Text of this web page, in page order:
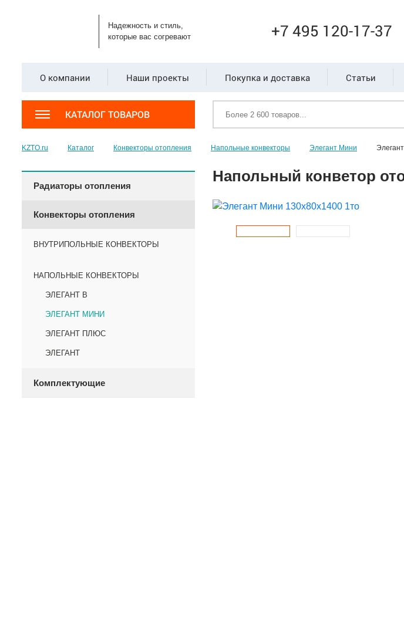
Надежность и стиль,
которые вас согревают
+7 495 120-17-37
О компании Наши проекты Покупка и доставка Статьи
КАТАЛОГ ТОВАРОВ
KZTO.ru Каталог Конвекторы отопления Напольные конвекторы Элегант Мини
Радиаторы отопления
Конвекторы отопления
ВНУТРИПОЛЬНЫЕ КОНВЕКТОРЫ
НАПОЛЬНЫЕ КОНВЕКТОРЫ
ЭЛЕГАНТ В
ЭЛЕГАНТ МИНИ
ЭЛЕГАНТ ПЛЮС
ЭЛЕГАНТ
Комплектующие
Напольный конветор